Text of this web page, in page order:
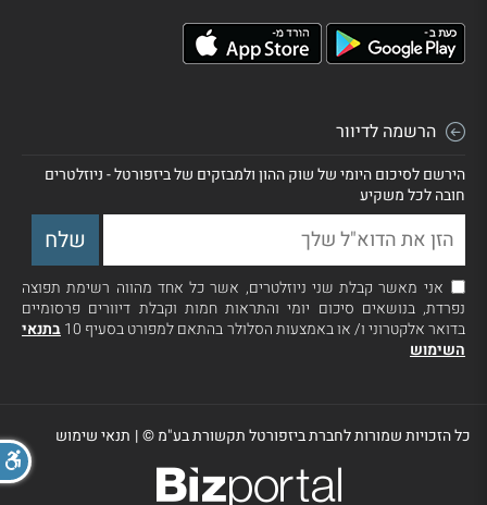
הרשמה לדיוור
הירשם לסיכום היומי של שוק ההון ולמבזקים של ביזפורטל - ניוזלטרים
חובה לכל משקיע
אני מאשר קבלת שני ניוזלטרים, אשר כל אחד מהווה רשימת תפוצה
נפרדת, בנושאים סיכום יומי והתראות חמות וקבלת דיוורים פרסומיים
בדואר אלקטרוני ו/ או באמצעות הסלולר בהתאם למפורט בסעיף 10
בתנאי
השימוש
כל הזכויות שמורות לחברת ביזפורטל תקשורת בע"מ ©| תנאי שימוש